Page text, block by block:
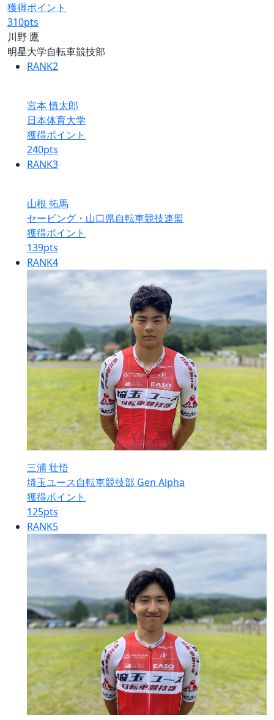
獲得ポイント
310pts
川野 鷹
明星大学自転車競技部
RANK2
宮本 慎太郎
日本体育大学
獲得ポイント
240pts
RANK3
山根 拓馬
セービング・山口県自転車競技連盟
獲得ポイント
139pts
RANK4
三浦 壮悟
埼玉ユース自転車競技部 Gen Alpha
獲得ポイント
125pts
RANK5